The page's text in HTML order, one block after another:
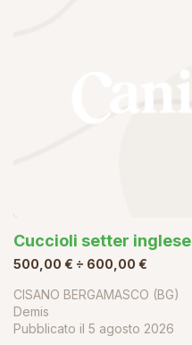
Cuccioli setter inglese
500,00 € ÷ 600,00 €
CISANO BERGAMASCO (BG)
Demis
Pubblicato il 5 agosto 2026